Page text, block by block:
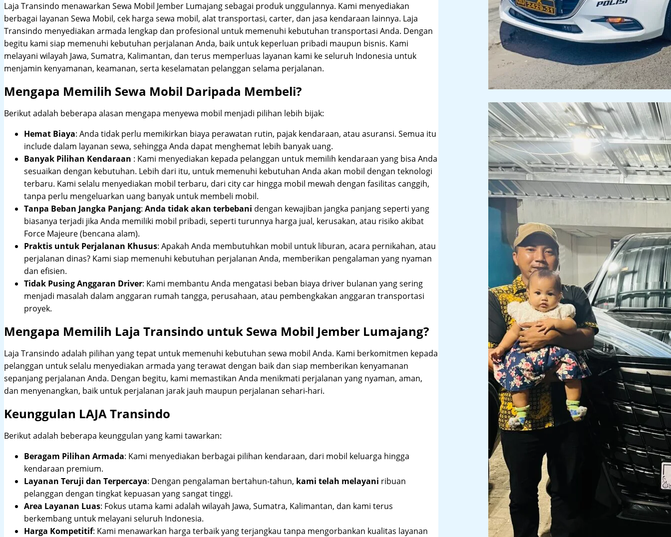
Laja Transindo menawarkan Sewa Mobil Jember Lumajang sebagai produk unggulannya. Kami menyediakan
berbagai layanan Sewa Mobil, cek harga sewa mobil, alat transportasi, carter, dan jasa kendaraan lainnya. Laja
Transindo menyediakan armada lengkap dan profesional untuk memenuhi kebutuhan transportasi Anda. Dengan
begitu kami siap memenuhi kebutuhan perjalanan Anda, baik untuk keperluan pribadi maupun bisnis. Kami
melayani wilayah Jawa, Sumatra, Kalimantan, dan terus memperluas layanan kami ke seluruh Indonesia untuk
menjamin kenyamanan, keamanan, serta keselamatan pelanggan selama perjalanan.
Mengapa Memilih Sewa Mobil Daripada Membeli?
Berikut adalah beberapa alasan mengapa menyewa mobil menjadi pilihan lebih bijak:
Hemat Biaya: Anda tidak perlu memikirkan biaya perawatan rutin, pajak kendaraan, atau asuransi. Semua itu
include dalam layanan sewa, sehingga Anda dapat menghemat lebih banyak uang.
Banyak Pilihan Kendaraan : Kami menyediakan kepada pelanggan untuk memilih kendaraan yang bisa Anda
sesuaikan dengan kebutuhan. Lebih dari itu, untuk memenuhi kebutuhan Anda akan mobil dengan teknologi
terbaru. Kami selalu menyediakan mobil terbaru, dari city car hingga mobil mewah dengan fasilitas canggih,
tanpa perlu mengeluarkan uang banyak untuk membeli mobil.
Tanpa Beban Jangka Panjang: Anda tidak akan terbebani dengan kewajiban jangka panjang seperti yang
biasanya terjadi jika Anda memiliki mobil pribadi, seperti turunnya harga jual, kerusakan, atau risiko akibat
Force Majeure (bencana alam).
Praktis untuk Perjalanan Khusus: Apakah Anda membutuhkan mobil untuk liburan, acara pernikahan, atau
perjalanan dinas? Kami siap memenuhi kebutuhan perjalanan Anda, memberikan pengalaman yang nyaman
dan efisien.
Tidak Pusing Anggaran Driver: Kami membantu Anda mengatasi beban biaya driver bulanan yang sering
menjadi masalah dalam anggaran rumah tangga, perusahaan, atau pembengkakan anggaran transportasi
proyek.
Mengapa Memilih Laja Transindo untuk Sewa Mobil Jember Lumajang?
Laja Transindo adalah pilihan yang tepat untuk memenuhi kebutuhan sewa mobil Anda. Kami berkomitmen kepada
pelanggan untuk selalu menyediakan armada yang terawat dengan baik dan siap memberikan kenyamanan
sepanjang perjalanan Anda. Dengan begitu, kami memastikan Anda menikmati perjalanan yang nyaman, aman,
dan menyenangkan, baik untuk perjalanan jarak jauh maupun perjalanan sehari-hari.
Keunggulan LAJA Transindo
Berikut adalah beberapa keunggulan yang kami tawarkan:
Beragam Pilihan Armada: Kami menyediakan berbagai pilihan kendaraan, dari mobil keluarga hingga
kendaraan premium.
Layanan Teruji dan Terpercaya: Dengan pengalaman bertahun-tahun, kami telah melayani ribuan
pelanggan dengan tingkat kepuasan yang sangat tinggi.
Area Layanan Luas: Fokus utama kami adalah wilayah Jawa, Sumatra, Kalimantan, dan kami terus
berkembang untuk melayani seluruh Indonesia.
Harga Kompetitif: Kami menawarkan harga terbaik yang terjangkau tanpa mengorbankan kualitas layanan